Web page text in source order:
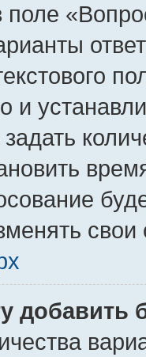
поле
и
свои
добавить